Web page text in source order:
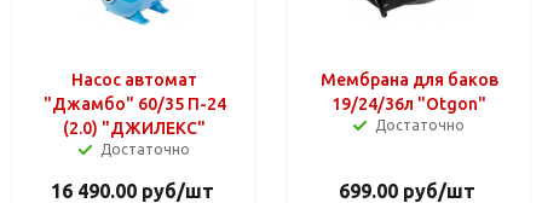
Насос автомат
"Джамбо" 60/35 П-24
(2.0) "ДЖИЛЕКС"
Достаточно
16 490.00руб/шт
Мембрана для баков
19/24/36л "Otgon"
Достаточно
699.00руб/шт